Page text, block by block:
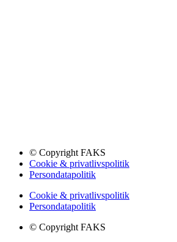
© Copyright FAKS
Cookie & privatlivspolitik
Persondatapolitik
Cookie & privatlivspolitik
Persondatapolitik
© Copyright FAKS